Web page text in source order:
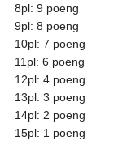
8pl: 9 poeng
9pl: 8 poeng
10pl: 7 poeng
11pl: 6 poeng
12pl: 4 poeng
13pl: 3 poeng
14pl: 2 poeng
15pl: 1 poeng